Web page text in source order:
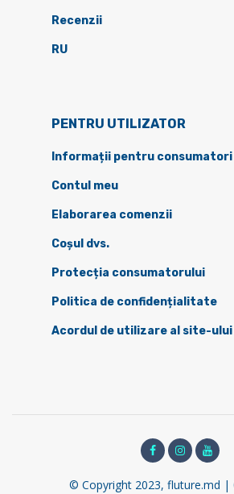
Recenzii
RU
PENTRU UTILIZATOR
Informații pentru consumatori
Contul meu
Elaborarea comenzii
Coșul dvs.
Protecția consumatorului
Politica de confidențialitate
Acordul de utilizare al site-ului
© Copyright 2023, fluture.md |